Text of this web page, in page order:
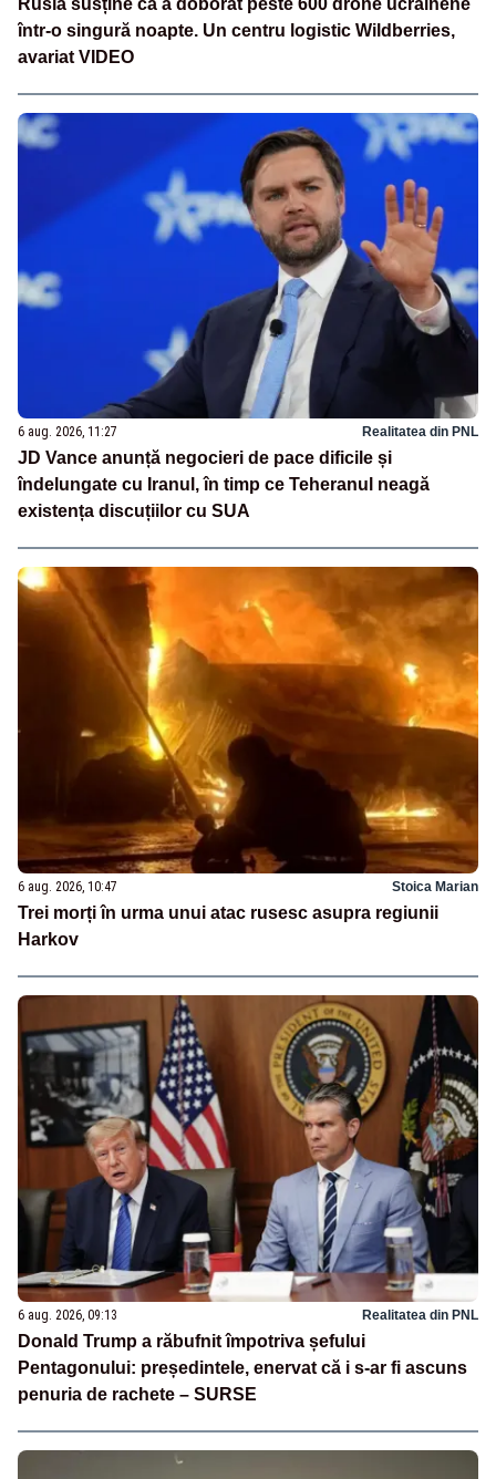
într-o singură noapte. Un centru logistic Wildberries,
avariat VIDEO
6 aug. 2026, 11:27 Realitatea din PNL
JD Vance anunță negocieri de pace dificile și
îndelungate cu Iranul, în timp ce Teheranul neagă
existența discuțiilor cu SUA
6 aug. 2026, 10:47 Stoica Marian
Trei morți în urma unui atac rusesc asupra regiunii
Harkov
6 aug. 2026, 09:13 Realitatea din PNL
Donald Trump a răbufnit împotriva șefului
Pentagonului: președintele, enervat că i s-ar fi ascuns
penuria de rachete – SURSE